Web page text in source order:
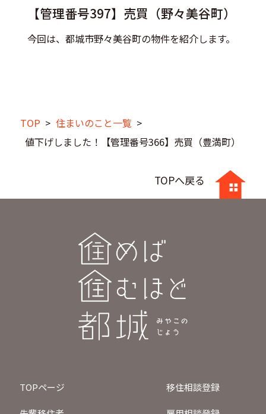
TOP > 住まいのこと一覧 >
値下げしました！【管理番号366】売買（豊満町）
【管理番号397】売買（野々美谷町）
今回は、都城市野々美谷町の物件を紹介します。
TOPへ戻る
TOPページ 移住相談登録